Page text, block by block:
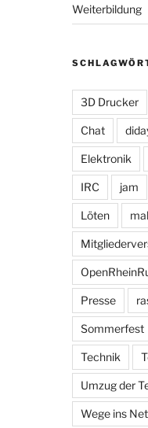
Weiterbildung
3D Drucker
Chat
Elektronik
IRC jam
Löten
Presse
Sommerfest
Technik
Umzug der
Wege ins